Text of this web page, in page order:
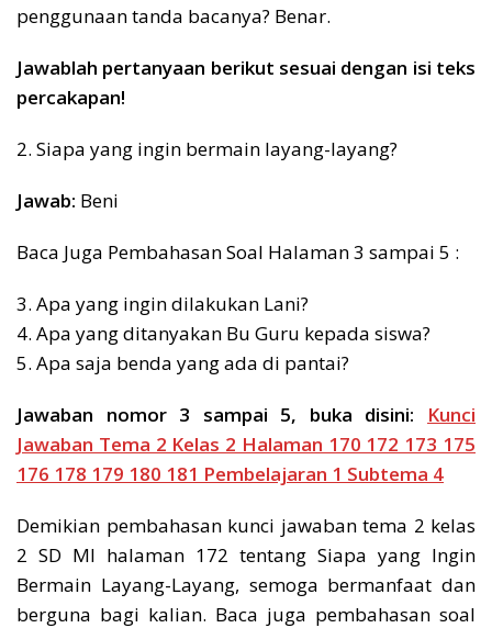
penggunaan tanda bacanya? Benar.
Jawablah pertanyaan berikut sesuai dengan isi teks
percakapan!
2. Siapa yang ingin bermain layang-layang?
Jawab: Beni
Baca Juga Pembahasan Soal Halaman 3 sampai 5 :
3. Apa yang ingin dilakukan Lani?
4. Apa yang ditanyakan Bu Guru kepada siswa?
5. Apa saja benda yang ada di pantai?
Jawaban nomor 3 sampai 5, buka disini:
Kunci
Jawaban Tema 2 Kelas 2 Halaman 170 172 173 175
176 178 179 180 181 Pembelajaran 1 Subtema 4
Demikian pembahasan kunci jawaban tema 2 kelas
2 SD MI halaman 172 tentang Siapa yang Ingin
Bermain Layang-Layang, semoga bermanfaat dan
berguna bagi kalian. Baca juga pembahasan soal